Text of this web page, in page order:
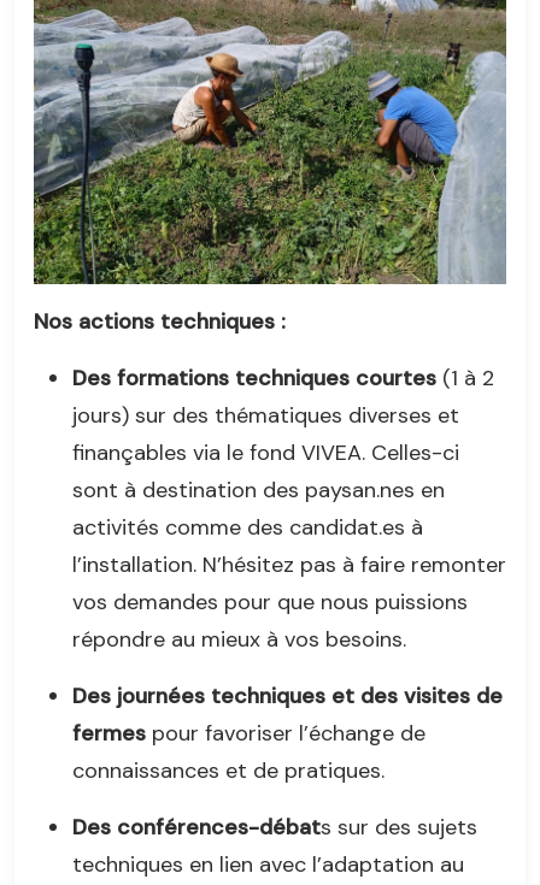
Nos actions techniques :
Des formations techniques courtes (1 à 2
jours) sur des thématiques diverses et
finançables via le fond VIVEA. Celles-ci
sont à destination des paysan.nes en
activités comme des candidat.es à
l’installation. N’hésitez pas à faire remonter
vos demandes pour que nous puissions
répondre au mieux à vos besoins.
Des journées techniques et des visites de
fermes pour favoriser l’échange de
connaissances et de pratiques.
Des conférences-débats sur des sujets
techniques en lien avec l’adaptation au